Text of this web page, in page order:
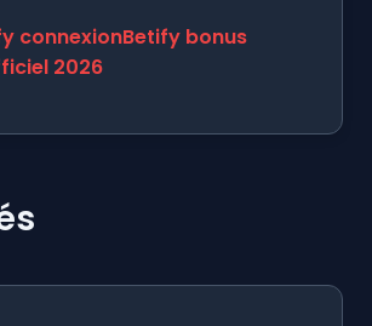
connexionBetify bonus
2026